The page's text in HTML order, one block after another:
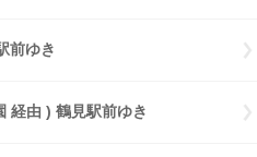
前ゆき
経由 ) 鶴見駅前ゆき